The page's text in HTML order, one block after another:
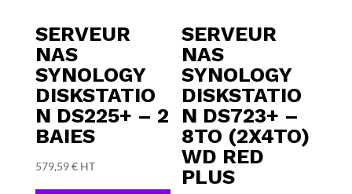
SERVEUR
NAS
SYNOLOGY
DISKSTATIO
N DS225+ – 2
BAIES
579,59€ HT
SERVEUR
NAS
SYNOLOGY
DISKSTATIO
N DS723+ –
8TO (2X4TO)
WD RED
PLUS